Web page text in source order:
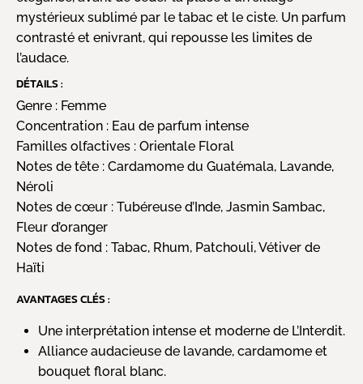
mystérieux sublimé par le tabac et le ciste. Un parfum
contrasté et enivrant, qui repousse les limites de
l’audace.
DÉTAILS :
Genre : Femme
Concentration : Eau de parfum intense
Familles olfactives : Orientale Floral
Notes de tête : Cardamome du Guatémala, Lavande,
Néroli
Notes de cœur : Tubéreuse d’Inde, Jasmin Sambac,
Fleur d’oranger
Notes de fond : Tabac, Rhum, Patchouli, Vétiver de
Haïti
AVANTAGES CLÉS :
Une interprétation intense et moderne de L’Interdit.
Alliance audacieuse de lavande, cardamome et
bouquet floral blanc.